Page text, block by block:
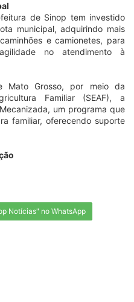
de Sinop tem investido
municipal, adquirindo mais
e camionetes, para
no atendimento à
Mato Grosso, por meio da
Familiar (SEAF), a
um programa que
familiar, oferecendo suporte
Notícias" no WhatsApp